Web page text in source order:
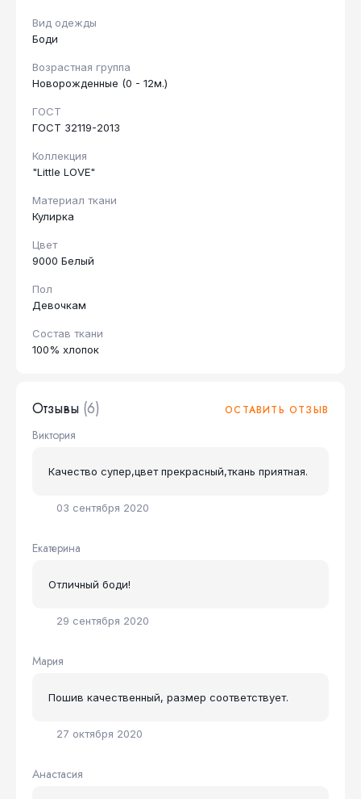
Вид одежды
Боди
Возрастная группа
Новорожденные (0 - 12м.)
ГОСТ
ГОСТ 32119-2013
Коллекция
"Little LOVE"
Материал ткани
Кулирка
Цвет
9000 Белый
Пол
Девочкам
Состав ткани
100% хлопок
Отзывы (6) ОСТАВИТЬ ОТЗЫВ
Виктория
03 сентября 2020
Качество супер,цвет прекрасный,ткань приятная.
Екатерина
29 сентября 2020
Отличный боди!
Мария
27 октября 2020
Пошив качественный, размер соответствует.
Анастасия